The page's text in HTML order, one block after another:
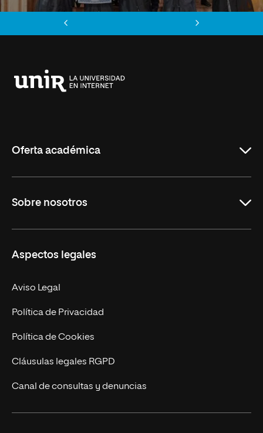
Oferta académica
Másteres Oficiales
Doctorados
Experto Universitario
Postgrados
Cursos Universitarios
Sobre nosotros
Facultades
Nuestro Equipo
Trabaja en UNIR
Actualidad
UNIR Revista
Eventos
Aspectos legales
Aviso Legal
Política de Privacidad
Política de Cookies
Cláusulas legales RGPD
Canal de consultas y denuncias